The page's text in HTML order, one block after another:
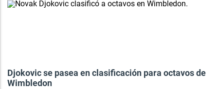
Djokovic se pasea en clasificación para octavos de
Wimbledon